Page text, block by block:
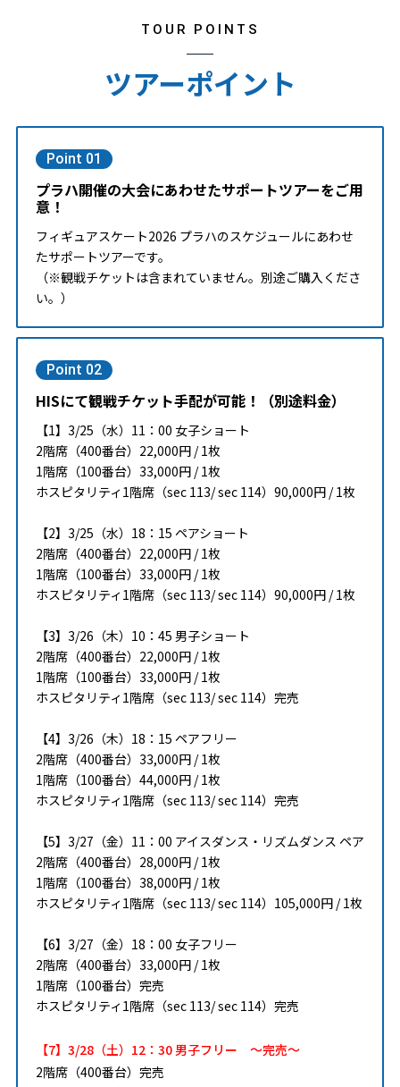
TOUR POINTS
ツアーポイント
Point 01
プラハ開催の大会にあわせたサポートツアーをご用
意！
フィギュアスケート2026 プラハのスケジュールにあわせ
たサポートツアーです。
（※観戦チケットは含まれていません。別途ご購入くださ
い。）
Point 02
HISにて観戦チケット手配が可能！（別途料金）
【1】3/25（水）11：00 女子ショート
2階席（400番台）22,000円 / 1枚
1階席（100番台）33,000円 / 1枚
ホスピタリティ1階席（sec 113/ sec 114）90,000円 / 1枚
【2】3/25（水）18：15 ペアショート
2階席（400番台）22,000円 / 1枚
1階席（100番台）33,000円 / 1枚
ホスピタリティ1階席（sec 113/ sec 114）90,000円 / 1枚
【3】3/26（木）10：45 男子ショート
2階席（400番台）22,000円 / 1枚
1階席（100番台）33,000円 / 1枚
ホスピタリティ1階席（sec 113/ sec 114）完売
【4】3/26（木）18：15 ペアフリー
2階席（400番台）33,000円 / 1枚
1階席（100番台）44,000円 / 1枚
ホスピタリティ1階席（sec 113/ sec 114）完売
【5】3/27（金）11：00 アイスダンス・リズムダンス ペア
2階席（400番台）28,000円 / 1枚
1階席（100番台）38,000円 / 1枚
ホスピタリティ1階席（sec 113/ sec 114）105,000円 / 1枚
【6】3/27（金）18：00 女子フリー
2階席（400番台）33,000円 / 1枚
1階席（100番台）完売
ホスピタリティ1階席（sec 113/ sec 114）完売
【7】3/28（土）12：30 男子フリー ～完売～
2階席（400番台）完売